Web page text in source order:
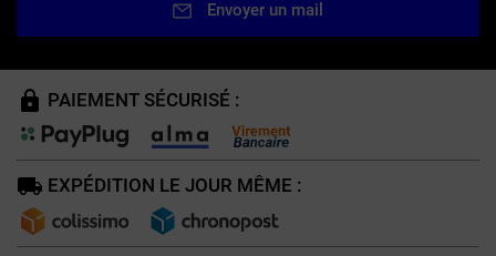
Envoyer un mail
PAIEMENT SÉCURISÉ :
EXPÉDITION LE JOUR MÊME :